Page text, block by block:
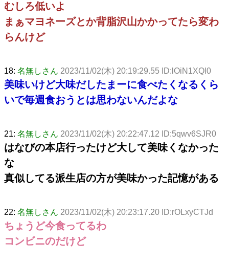
むしろ低いよ
まぁマヨネーズとか背脂沢山かかってたら変わ
らんけど
18: 名無しさん 2023/11/02(木) 20:19:29.55 ID:lOiN1XQl0
美味いけど大味だしたまーに食べたくなるくら
いで毎週食おうとは思わないんだよな
21: 名無しさん 2023/11/02(木) 20:22:47.12 ID:5qwv6SJR0
はなびの本店行ったけど大して美味くなかった
な
真似してる派生店の方が美味かった記憶がある
22: 名無しさん 2023/11/02(木) 20:23:17.20 ID:rOLxyCTJd
ちょうど今食ってるわ
コンビニのだけど